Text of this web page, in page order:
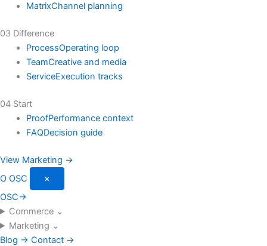
MatrixChannel planning
03 Difference
ProcessOperating loop
TeamCreative and media
ServiceExecution tracks
04 Start
ProofPerformance context
FAQDecision guide
View Marketing →
O OSC
×
OSC→
Commerce ⌄
Marketing ⌄
Blog → Contact →